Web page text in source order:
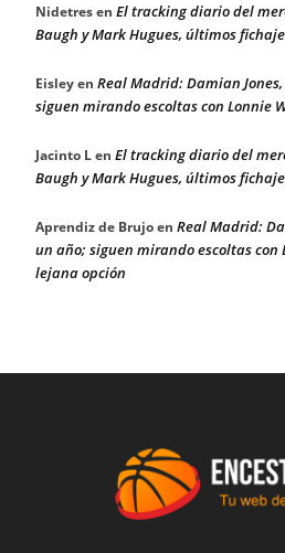
Nidetresen El tracking diario del
Baugh y Mark Hugues, últimos
Eisleyen Real Madrid: Damian
siguen mirando escoltas con Lonnie
Jacinto Len El tracking diario del
Baugh y Mark Hugues, últimos
Aprendiz de Brujoen Real Madrid:
un año; siguen mirando escoltas con
lejana opción